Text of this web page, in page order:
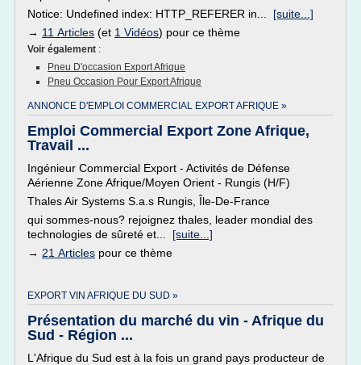
Notice: Undefined index: HTTP_REFERER in... [suite...]
→ 11 Articles (et 1 Vidéos) pour ce thème
Voir également :
Pneu D'occasion Export Afrique
Pneu Occasion Pour Export Afrique
ANNONCE D'EMPLOI COMMERCIAL EXPORT AFRIQUE »
Emploi Commercial Export Zone Afrique,
Travail ...
Ingénieur Commercial Export - Activités de Défense
Aérienne Zone Afrique/Moyen Orient - Rungis (H/F)
Thales Air Systems S.a.s Rungis, Île-De-France
qui sommes-nous? rejoignez thales, leader mondial des
technologies de sûreté et... [suite...]
→ 21 Articles pour ce thème
EXPORT VIN AFRIQUE DU SUD »
Présentation du marché du vin - Afrique du
Sud - Région ...
L'Afrique du Sud est à la fois un grand pays producteur de